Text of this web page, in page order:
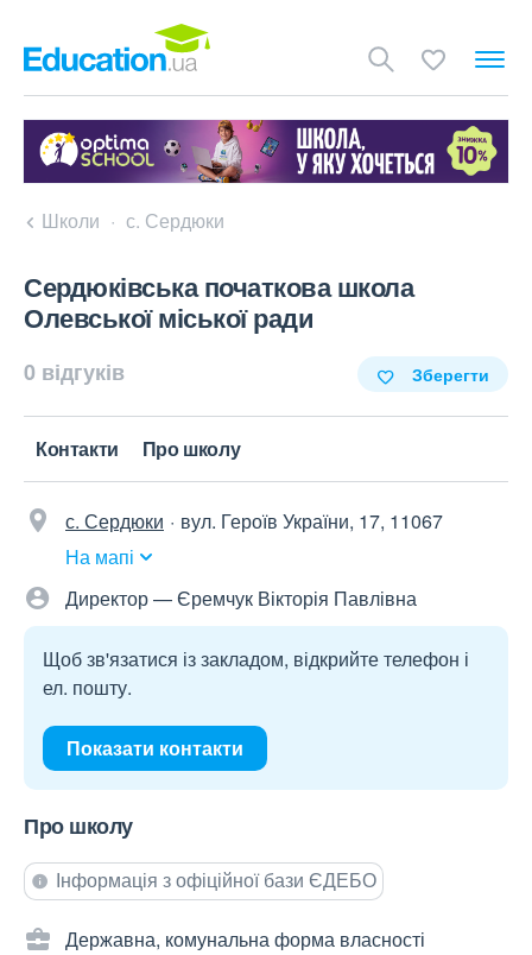
Школи с. Сердюки
Сердюківська початкова школа
Олевської міської ради
0 відгуків Зберегти
Контакти Про школу
с. Сердюки
вул. Героїв України, 17, 11067
На мапі
Директор — Єремчук Вікторія Павлівна
Щоб зв'язатися із закладом, відкрийте телефон і
ел. пошту.
Показати контакти
Про школу
Інформація з офіційної бази ЄДЕБО
Державна, комунальна форма власності